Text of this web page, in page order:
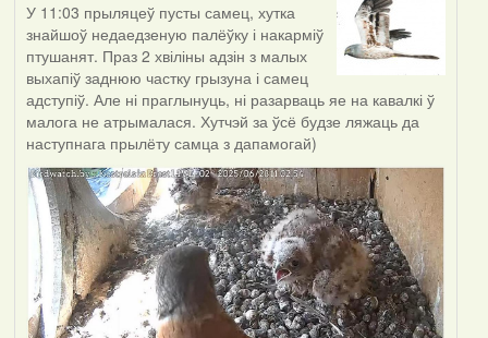
У 11:03 прыляцеў пусты самец, хутка
знайшоў недаедзеную палёўку і накарміў
птушанят. Праз 2 хвіліны адзін з малых
выхапіў заднюю частку грызуна і самец
адступіў. Але ні праглынуць, ні разарваць яе на кавалкі ў
малога не атрымалася. Хутчэй за ўсё будзе ляжаць да
наступнага прылёту самца з дапамогай)